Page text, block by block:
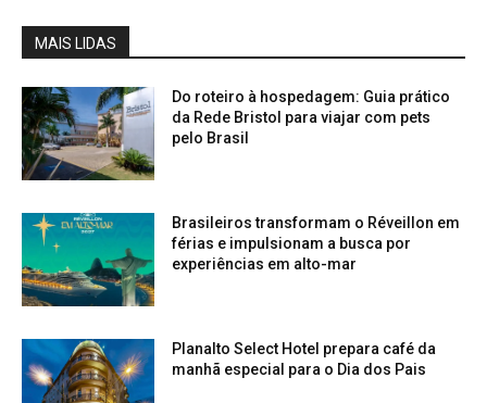
MAIS LIDAS
Do roteiro à hospedagem: Guia prático
da Rede Bristol para viajar com pets
pelo Brasil
Brasileiros transformam o Réveillon em
férias e impulsionam a busca por
experiências em alto-mar
Planalto Select Hotel prepara café da
manhã especial para o Dia dos Pais